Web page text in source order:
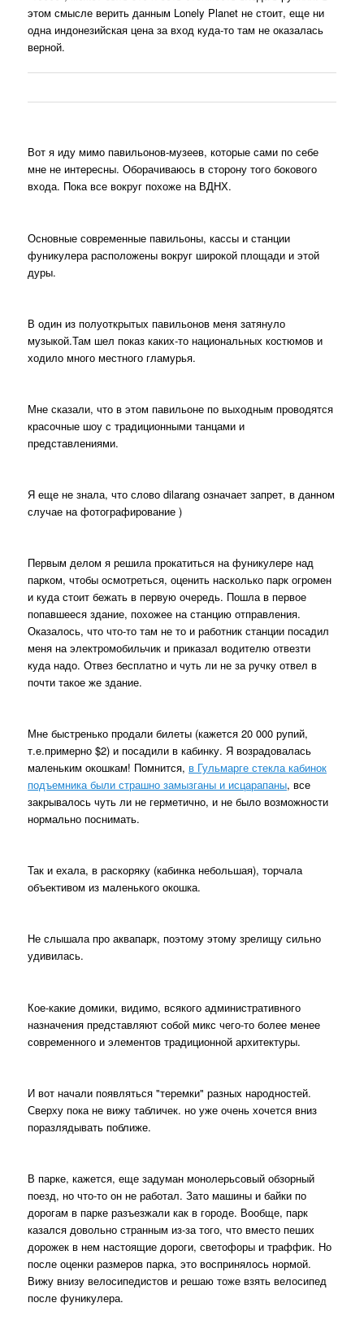
этом смысле верить данным Lonely Planet не стоит, еще ни
одна индонезийская цена за вход куда-то там не оказалась
верной.
Вот я иду мимо павильонов-музеев, которые сами по себе
мне не интересны. Оборачиваюсь в сторону того бокового
входа. Пока все вокруг похоже на ВДНХ.
Основные современные павильоны, кассы и станции
фуникулера расположены вокруг широкой площади и этой
дуры.
В один из полуоткрытых павильонов меня затянуло
музыкой.Там шел показ каких-то национальных костюмов и
ходило много местного гламурья.
Мне сказали, что в этом павильоне по выходным проводятся
красочные шоу с традиционными танцами и
представлениями.
Я еще не знала, что слово dilarang означает запрет, в данном
случае на фотографирование )
Первым делом я решила прокатиться на фуникулере над
парком, чтобы осмотреться, оценить насколько парк огромен
и куда стоит бежать в первую очередь. Пошла в первое
попавшееся здание, похожее на станцию отправления.
Оказалось, что что-то там не то и работник станции посадил
меня на электромобильчик и приказал водителю отвезти
куда надо. Отвез бесплатно и чуть ли не за ручку отвел в
почти такое же здание.
Мне быстренько продали билеты (кажется 20 000 рупий,
т.е.примерно $2) и посадили в кабинку. Я возрадовалась
маленьким окошкам! Помнится, в Гульмарге стекла кабинок
подъемника были страшно замызганы и исцарапаны, все
закрывалось чуть ли не герметично, и не было возможности
нормально поснимать.
Так и ехала, в раскоряку (кабинка небольшая), торчала
объективом из маленького окошка.
Не слышала про аквапарк, поэтому этому зрелищу сильно
удивилась.
Кое-какие домики, видимо, всякого административного
назначения представляют собой микс чего-то более менее
современного и элементов традиционной архитектуры.
И вот начали появляться "теремки" разных народностей.
Сверху пока не вижу табличек. но уже очень хочется вниз
поразлядывать поближе.
В парке, кажется, еще задуман монолерьсовый обзорный
поезд, но что-то он не работал. Зато машины и байки по
дорогам в парке разъезжали как в городе. Вообще, парк
казался довольно странным из-за того, что вместо пеших
дорожек в нем настоящие дороги, светофоры и траффик. Но
после оценки размеров парка, это воспринялось нормой.
Вижу внизу велосипедистов и решаю тоже взять велосипед
после фуникулера.